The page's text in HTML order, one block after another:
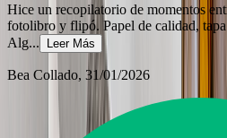
Hice un recopilatorio de momentos
fotolibro y flipó. Papel de calidad,
Alg... Leer Más
Bea Collado, 31/01/2026